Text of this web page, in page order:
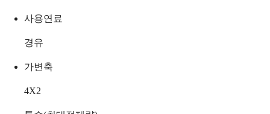
사용연료
경유
가변축
4X2